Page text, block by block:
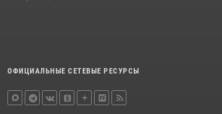
ОФИЦИАЛЬНЫЕ СЕТЕВЫЕ РЕСУРСЫ